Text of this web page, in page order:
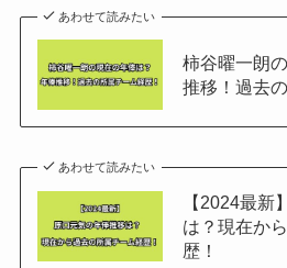
あわせて読みたい
柿谷曜一朗
推移！過去
あわせて読みたい
【2024最新
は？現在か
歴！